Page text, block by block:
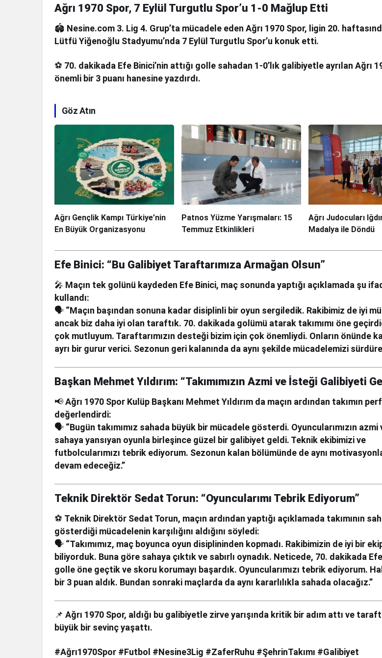
Ağrı 1970 Spor, 7 Eylül Turgutlu Spor’u 1-0 Mağlup Etti
🏟 Nesine.com 3. Lig 4. Grup’ta mücadele eden Ağrı 1970 Spor, ligin 20.
Lütfü Yiğenoğlu Stadyumu’nda 7 Eylül Turgutlu Spor’u konuk etti.
⚽ 70. dakikada Efe Binici’nin attığı golle sahadan 1-0’lık galibiyetle ayrılan Ağrı
önemli bir 3 puanı hanesine yazdırdı.
Göz Atın
Ağrı Gençlik Kampı Türkiye’nin
En Büyük Organizasyonu
Patnos Yüzme Yarışmaları: 15
Temmuz Etkinlikleri
Ağrı Judocuları
Madalya ile Döndü
Efe Binici: “Bu Galibiyet Taraftarımıza Armağan Olsun”
🎤 Maçın tek golünü kaydeden Efe Binici, maç sonunda yaptığı açıklamada şu
kullandı:
🗣 “Maçın başından sonuna kadar disiplinli bir oyun sergiledik. Rakibimiz de iyi
ancak biz daha iyi olan taraftık. 70. dakikada golümü atarak takımımı öne
çok mutluyum. Taraftarımızın desteği bizim için çok önemliydi. Onların önünde
ayrı bir gurur verici. Sezonun geri kalanında da aynı şekilde mücadelemizi
Başkan Mehmet Yıldırım: “Takımımızın Azmi ve İsteği Galibiyeti
📢Ağrı 1970 Spor Kulüp Başkanı Mehmet Yıldırım da maçın ardından takımın
değerlendirdi:
🗣 “Bugün takımımız sahada büyük bir mücadele gösterdi. Oyuncularımızın
sahaya yansıyan oyunla birleşince güzel bir galibiyet geldi. Teknik ekibimizi ve
futbolcularımızı tebrik ediyorum. Sezonun kalan bölümünde de aynı
devam edeceğiz.”
Teknik Direktör Sedat Torun: “Oyuncularımı Tebrik Ediyorum”
⚽ Teknik Direktör Sedat Torun, maçın ardından yaptığı açıklamada takımının
gösterdiği mücadelenin karşılığını aldığını söyledi:
🗣 “Takımımız, maç boyunca oyun disiplininden kopmadı. Rakibimizin de iyi bir
biliyorduk. Buna göre sahaya çıktık ve sabırlı oynadık. Neticede, 70. dakikada
golle öne geçtik ve skoru korumayı başardık. Oyuncularımızı tebrik ediyorum.
bir 3 puan aldık. Bundan sonraki maçlarda da aynı kararlılıkla sahada olacağız.”
📌Ağrı 1970 Spor, aldığı bu galibiyetle zirve yarışında kritik bir adım attı ve
büyük bir sevinç yaşattı.
#Ağrı1970Spor #Futbol #Nesine3Lig #ZaferRuhu #ŞehrinTakımı #Galibiyet